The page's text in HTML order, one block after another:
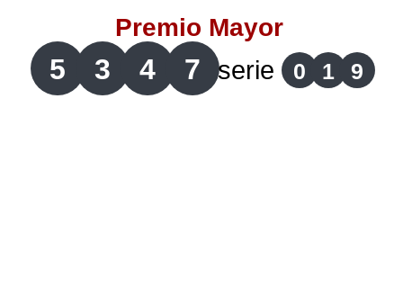
Lotería de Santander
Lotería del Cauca
Premio Mayor
5 3 4 7 serie 0 1 9